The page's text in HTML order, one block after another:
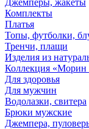
Джемперы, жакеты
Комплекты
Платья
Топы, футболки,
Тренчи, плащи
Изделия из
Коллекция «Морин
Для здоровья
Для мужчин
Водолазки, свитера
Брюки мужские
Джемпера,